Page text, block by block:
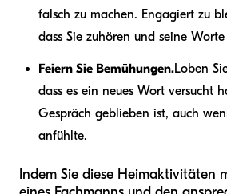
falsch zu machen. Engagiert zu
dass Sie zuhören und seine
Feiern Sie Bemühungen.Loben
dass es ein neues Wort versucht
Gespräch geblieben ist, auch
anfühlte.
Indem Sie diese Heimaktivitäten